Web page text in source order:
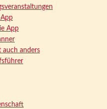
App
auch anders